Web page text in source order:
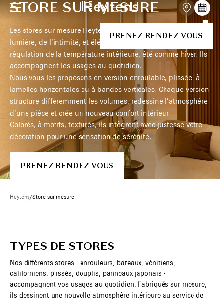
PRENEZ RENDEZ-VOUS
STORE SUR MESURE
Les stores sur mesure Heytens conjuguent maitrise de la
lumière, de l’intimité, et élégance. Ils participent à la
régulation de la température intérieure, été comme hiver. Ils
accompagnent les usages au quotidien.
Nous vous les proposons en version enroulable, plissée, à
lamelles horizontales ou à bandes verticales. Chaque version
structure différemment les volumes, redessine l’atmosphère
d’une pièce et crée un nouveau confort intérieur.
Colorés, à motifs, texturés, ils intègrent avec justesse votre
décoration pour une sensation de sérénité.
PRENEZ RENDEZ-VOUS
Heytens/Store sur mesure
TYPES DE STORES
Nos différents stores - enrouleurs, bateaux, vénitiens,
californiens, plissés, douplis, panneaux japonais -
accompagnent vos usages au quotidien. Fabriqués sur mesure,
ils dessinent une nouvelle atmosphère intérieure au service de